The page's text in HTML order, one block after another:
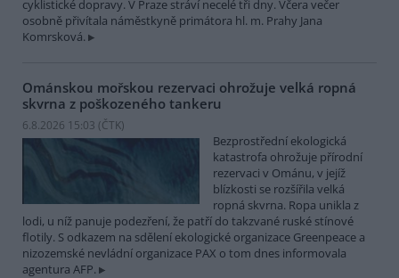
cyklistické dopravy. V Praze stráví necelé tři dny. Včera večer
osobně přivítala náměstkyně primátora hl. m. Prahy Jana
Komrsková.
Ománskou mořskou rezervaci ohrožuje velká ropná
skvrna z poškozeného tankeru
6.8.2026 15:03 (ČTK)
Bezprostřední ekologická
katastrofa ohrožuje přírodní
rezervaci v Ománu, v jejíž
blízkosti se rozšířila velká
ropná skvrna. Ropa unikla z
lodi, u níž panuje podezření, že patří do takzvané ruské stínové
flotily. S odkazem na sdělení ekologické organizace Greenpeace a
nizozemské nevládní organizace PAX o tom dnes informovala
agentura AFP.